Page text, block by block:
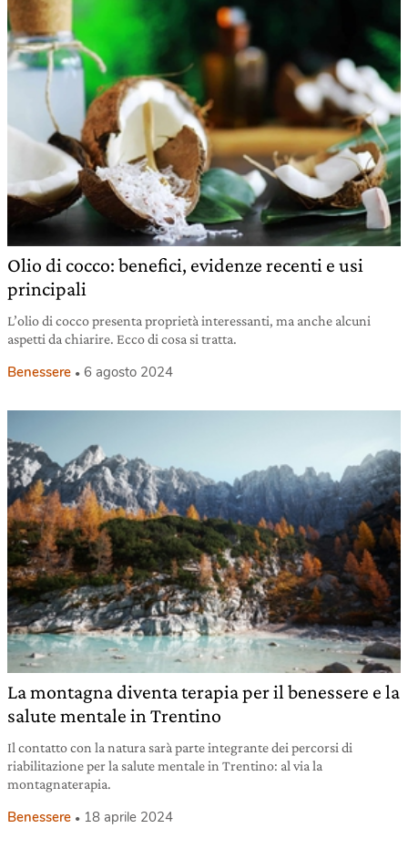
Olio di cocco: benefici, evidenze recenti e usi
principali
L’olio di cocco presenta proprietà interessanti, ma anche alcuni
aspetti da chiarire. Ecco di cosa si tratta.
Benessere 6 agosto 2024
La montagna diventa terapia per il benessere e la
salute mentale in Trentino
Il contatto con la natura sarà parte integrante dei percorsi di
riabilitazione per la salute mentale in Trentino: al via la
montagnaterapia.
Benessere 18 aprile 2024